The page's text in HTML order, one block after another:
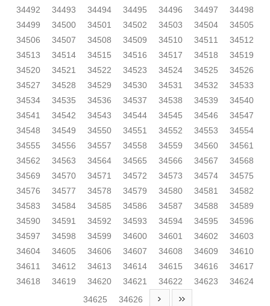
34492
34493 34494 34495 34496 34497
34498
34499
34500 34501 34502 34503 34504
34505
34506
34507 34508 34509 34510 34511
34512
34513
34514 34515 34516 34517 34518
34519
34520
34521 34522 34523 34524 34525
34526
34527
34528 34529 34530 34531 34532
34533
34534
34535 34536 34537 34538 34539
34540
34541
34542 34543 34544 34545 34546
34547
34548
34549 34550 34551 34552 34553
34554
34555
34556 34557 34558 34559 34560
34561
34562
34563 34564 34565 34566 34567
34568
34569
34570 34571 34572 34573 34574
34575
34576
34577 34578 34579 34580 34581
34582
34583
34584 34585 34586 34587 34588
34589
34590
34591 34592 34593 34594 34595
34596
34597
34598 34599 34600 34601 34602
34603
34604
34605 34606 34607 34608 34609
34610
34611
34612 34613 34614 34615 34616
34617
34618
34619 34620 34621 34622 34623
34624
34625
34626